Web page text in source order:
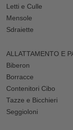
Letti e Culle
Mensole
Sdraiette
ALLATTAMENTO E
Biberon
Borracce
Contenitori Cibo
Tazze e Bicchieri
Seggioloni